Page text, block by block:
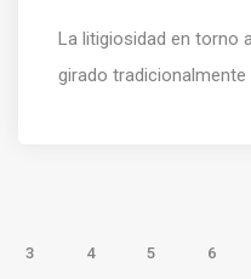
La litigiosidad en torno
girado
3 4 5 6